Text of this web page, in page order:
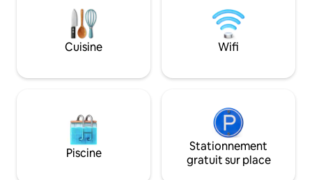
ces lieux la bataille d'Artois.
chevreuils ...
coin de paradis ;-)
Cuisine Wifi
Piscine
Stationnement
gratuit sur place